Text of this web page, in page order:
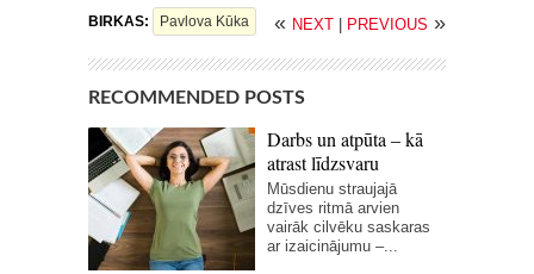
BIRKAS: Pavlova Kūka « NEXT PREVIOUS »
RECOMMENDED POSTS
Darbs un atpūta – kā
atrast līdzsvaru
Mūsdienu straujajā
dzīves ritmā arvien
vairāk cilvēku saskaras
ar izaicinājumu –...